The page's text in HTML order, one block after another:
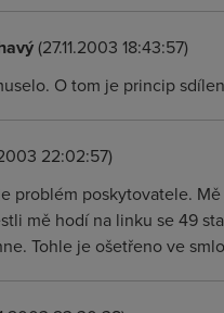
(27.11.2003 18:43:57)
O tom je princip
22:02:57)
problém poskytovatele.
mě hodí na linku se 49
Tohle je ošetřeno ve